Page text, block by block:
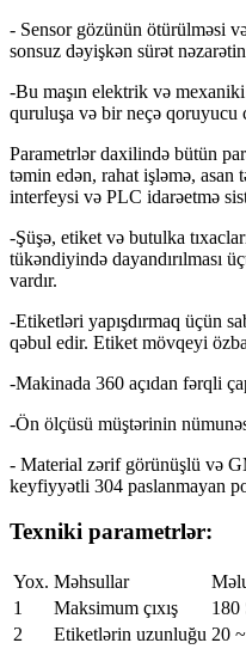
- Sensor gözünün ötürülməsi
sonsuz dəyişkən sürət
-Bu maşın elektrik və
quruluşa və bir neçə qoruyucu
Parametrlər daxilində bütün
təmin edən, rahat işləmə, asan
interfeysi və PLC idarəetmə
-Şüşə, etiket və butulka
tükəndiyində dayandırılması
vardır.
-Etiketləri yapışdırmaq üçün
qəbul edir. Etiket mövqeyi
-Makinada 360 açıdan fərqli
-Ön ölçüsü müştərinin
- Material zərif görünüşlü və
keyfiyyətli 304 paslanmayan
Texniki parametrlər:
Yox. Məhsullar
1
Maksimum çıxış
2
Etiketlərin uzunluğu 20